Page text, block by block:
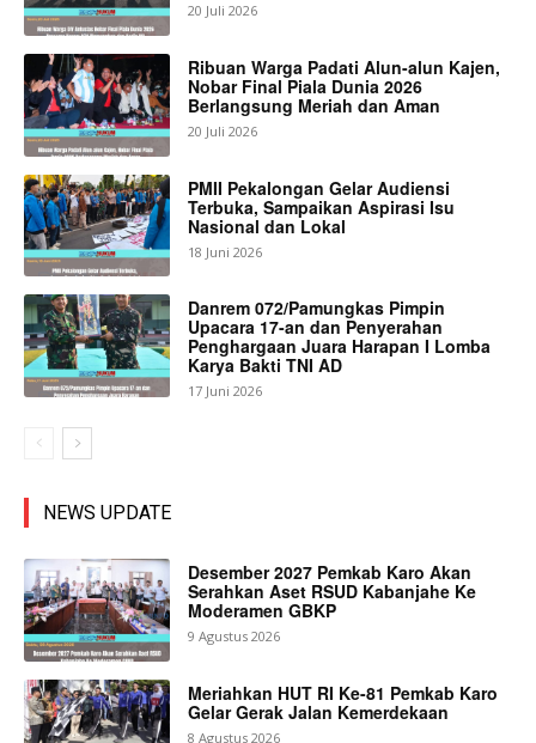
20 Juli 2026
Ribuan Warga Padati Alun-alun Kajen,
Nobar Final Piala Dunia 2026
Berlangsung Meriah dan Aman
20 Juli 2026
PMII Pekalongan Gelar Audiensi
Terbuka, Sampaikan Aspirasi Isu
Nasional dan Lokal
18 Juni 2026
Danrem 072/Pamungkas Pimpin
Upacara 17-an dan Penyerahan
Penghargaan Juara Harapan I Lomba
Karya Bakti TNI AD
17 Juni 2026
NEWS UPDATE
Desember 2027 Pemkab Karo Akan
Serahkan Aset RSUD Kabanjahe Ke
Moderamen GBKP
9 Agustus 2026
Meriahkan HUT RI Ke-81 Pemkab Karo
Gelar Gerak Jalan Kemerdekaan
8 Agustus 2026